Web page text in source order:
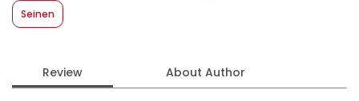
Seinen
Review About Author